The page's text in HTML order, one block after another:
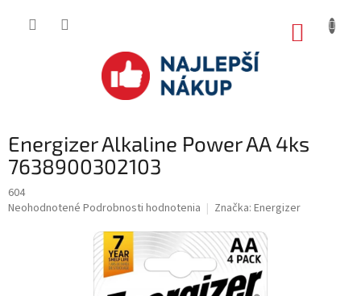
Energizer Alkaline Power AA 4ks
7638900302103
604
Priemerné
Neohodnotené Podrobnosti hodnotenia Značka: Energizer